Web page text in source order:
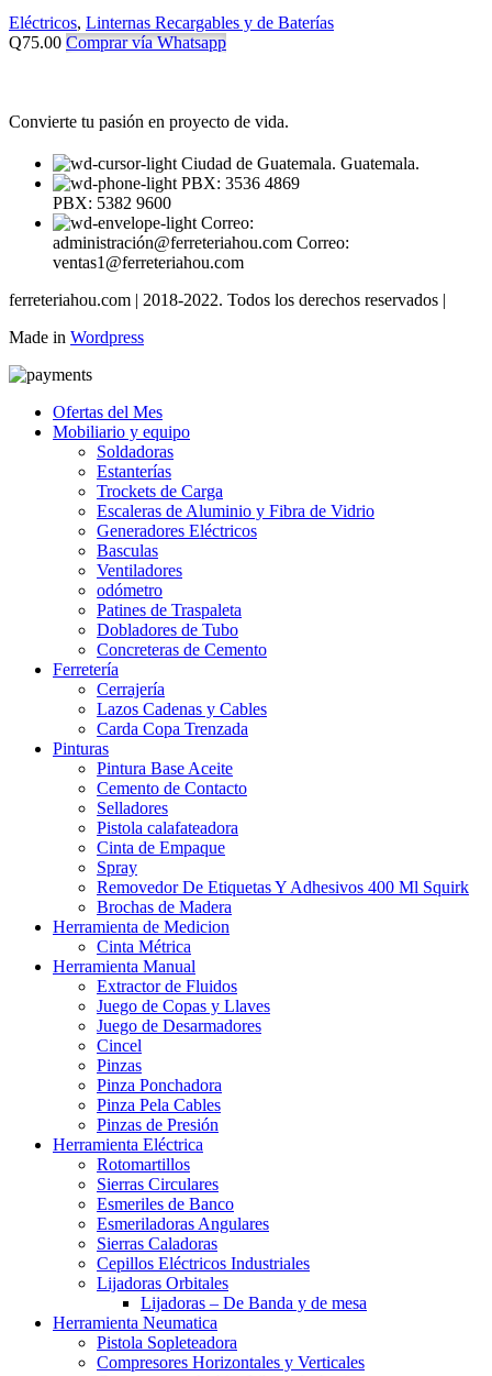
Eléctricos, Linternas Recargables y de Baterías
Q75.00 Comprar vía Whatsapp
Convierte tu pasión en proyecto de vida.
Ciudad de Guatemala. Guatemala.
PBX: 3536 4869
PBX: 5382 9600
Correo:
administración@ferreteriahou.com Correo:
ventas1@ferreteriahou.com
ferreteriahou.com | 2018-2022. Todos los derechos reservados |
Made in Wordpress
Ofertas del Mes
Mobiliario y equipo
Soldadoras
Estanterías
Trockets de Carga
Escaleras de Aluminio y Fibra de Vidrio
Generadores Eléctricos
Basculas
Ventiladores
odómetro
Patines de Traspaleta
Dobladores de Tubo
Concreteras de Cemento
Ferretería
Cerrajería
Lazos Cadenas y Cables
Carda Copa Trenzada
Pinturas
Pintura Base Aceite
Cemento de Contacto
Selladores
Pistola calafateadora
Cinta de Empaque
Spray
Removedor De Etiquetas Y Adhesivos 400 Ml Squirk
Brochas de Madera
Herramienta de Medicion
Cinta Métrica
Herramienta Manual
Extractor de Fluidos
Juego de Copas y Llaves
Juego de Desarmadores
Cincel
Pinzas
Pinza Ponchadora
Pinza Pela Cables
Pinzas de Presión
Herramienta Eléctrica
Rotomartillos
Sierras Circulares
Esmeriles de Banco
Esmeriladoras Angulares
Sierras Caladoras
Cepillos Eléctricos Industriales
Lijadoras Orbitales
Lijadoras – De Banda y de mesa
Herramienta Neumatica
Pistola Sopleteadora
Compresores Horizontales y Verticales